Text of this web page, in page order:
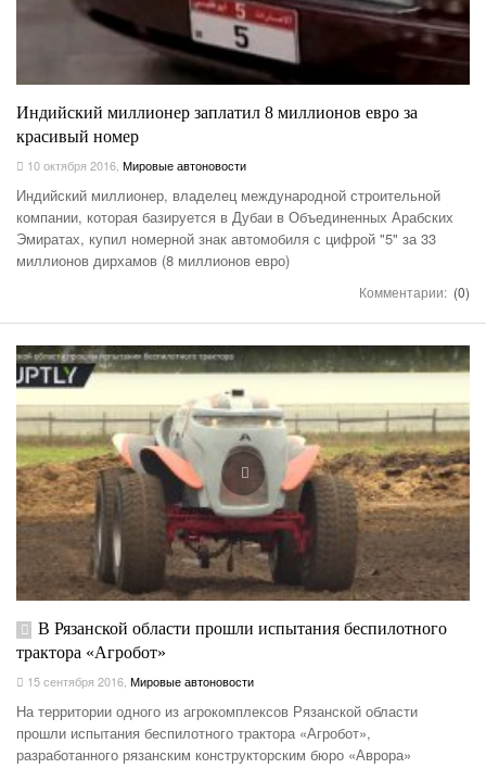
Индийский миллионер заплатил 8 миллионов евро за
красивый номер
10 октября 2016 Мировые автоновости
Индийский миллионер, владелец международной строительной
компании, которая базируется в Дубаи в Объединенных Арабских
Эмиратах, купил номерной знак автомобиля с цифрой "5" за 33
миллионов дирхамов (8 миллионов евро)
Комментарии: (0)
В Рязанской области прошли испытания беспилотного
трактора «Агробот»
15 сентября 2016, Мировые автоновости
На территории одного из агрокомплексов Рязанской области
прошли испытания беспилотного трактора «Агробот»,
разработанного рязанским конструкторским бюро «Аврора»